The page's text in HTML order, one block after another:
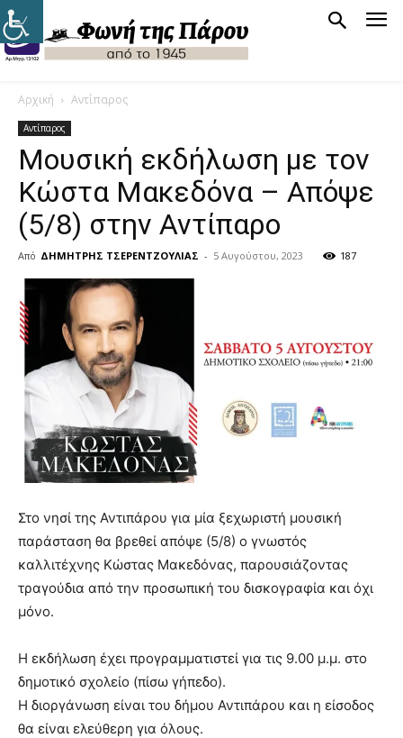
Αρχική Αντίπαρος
Αντίπαρος
Μουσική εκδήλωση με τον
Κώστα Μακεδόνα – Απόψε
(5/8) στην Αντίπαρο
Από ΔΗΜΗΤΡΗΣ ΤΣΕΡΕΝΤΖΟΥΛΙΑΣ - 5 Αυγούστου, 2023 187
Στο νησί της Αντιπάρου για μία ξεχωριστή μουσική
παράσταση θα βρεθεί απόψε (5/8) ο γνωστός
καλλιτέχνης Κώστας Μακεδόνας, παρουσιάζοντας
τραγούδια από την προσωπική του δισκογραφία και όχι
μόνο.
Η εκδήλωση έχει προγραμματιστεί για τις 9.00 μ.μ. στο
δημοτικό σχολείο (πίσω γήπεδο).
Η διοργάνωση είναι του δήμου Αντιπάρου και η είσοδος
θα είναι ελεύθερη για όλους.